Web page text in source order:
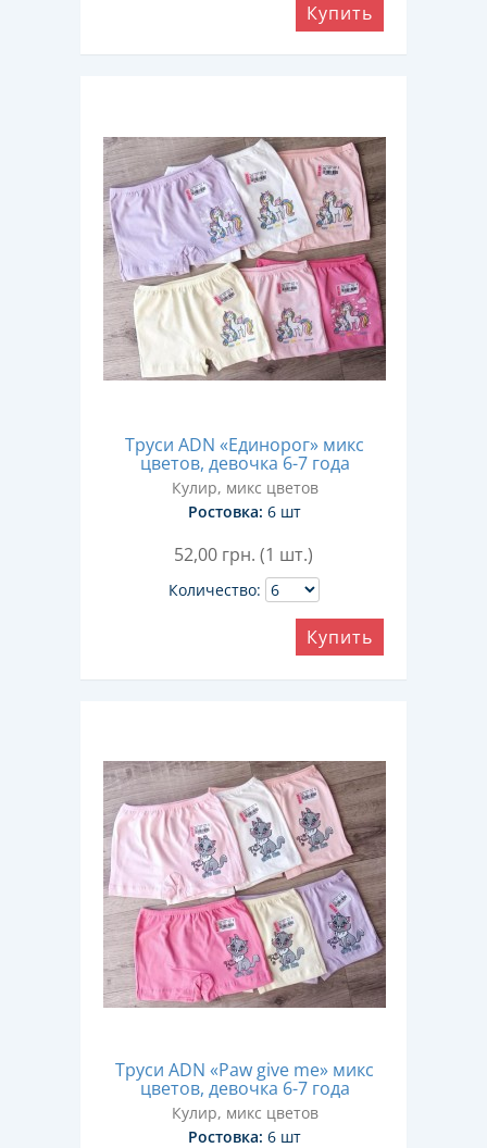
Купить
Труси ADN «Единорог» микс
цветов, девочка 6-7 года
Кулир, микс цветов
Ростовка: 6 шт
52,00 грн. (1 шт.)
Количество:
Купить
Труси ADN «Paw give me» микс
цветов, девочка 6-7 года
Кулир, микс цветов
Ростовка: 6 шт